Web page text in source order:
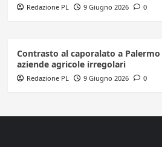
Redazione PL 9 Giugno 2026 0
Contrasto al caporalato a
aziende agricole irregolari
Redazione PL 9 Giugno 2026 0